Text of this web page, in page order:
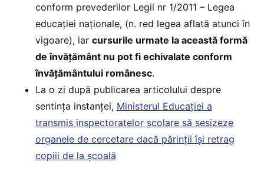
conform prevederilor Legii nr 1/2011 – Legea
educației naționale, (n. red legea aflată atunci în
vigoare), iar cursurile urmate la această formă
de învățământ nu pot fi echivalate conform
învățământului românesc.
La o zi după publicarea articolului despre
sentința instanței, Ministerul Educației a
transmis inspectoratelor școlare să sesizeze
organele de cercetare dacă părinții își retrag
copiii de la școală